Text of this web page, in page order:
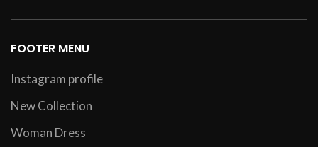
FOOTER MENU
Instagram profile
New Collection
Woman Dress